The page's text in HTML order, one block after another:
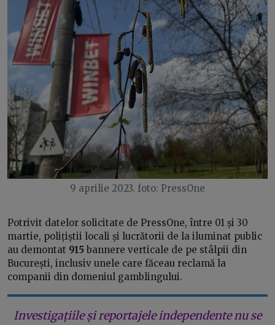
9 aprilie 2023. foto: PressOne
Potrivit datelor solicitate de PressOne, între 01 și 30
martie, polițiștii locali și lucrătorii de la iluminat public
au demontat 915 bannere verticale de pe stâlpii din
București, inclusiv unele care făceau reclamă la
companii din domeniul gamblingului.
Investigațiile și reportajele independente nu se